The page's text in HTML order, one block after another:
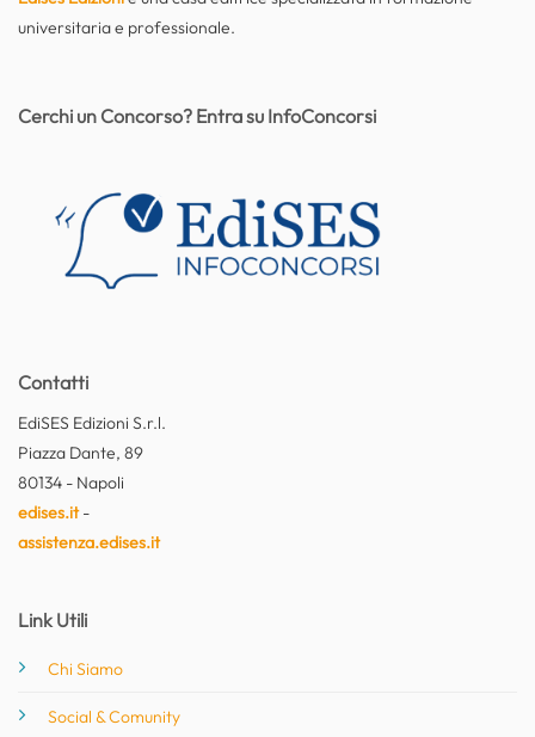
universitaria e professionale.
Contatti
EdiSES Edizioni S.r.l.
Piazza Dante, 89
80134 - Napoli
edises.it-
assistenza.edises.it
Link Utili
Chi Siamo
Social & Comunity
Cerchi un Concorso? Entra su InfoConcorsi